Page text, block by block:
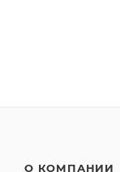
О КОМПАНИИ